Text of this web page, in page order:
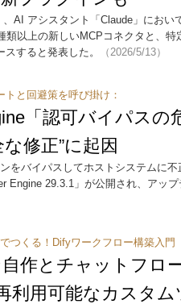
AI アシスタント「Claude」におい
類以上の新しいMCPコネクタと、
すると発表した。
（2026/5/13）
トと回避策を呼び掛け：
「認可バイパスの
修正”に起因
をバイパスしてホストシステムに
Engine 29.3.1」が公開され、アッ
つくる！Difyワークフロー構築入門
作とチャットフロ
用可能なカスタム